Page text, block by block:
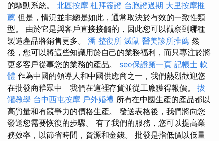
的驅動系統。 北區按摩 杜拜簽證 台胞證過期 大里按摩推
薦 但是，情況並非總是如此，通常取決於有效的一致性類
型。 由於它是與客戶直接接觸的，因此您可以觀察到哪種
製造產品將銷售更多。 潘 整復所 滅鼠 醫美診所推薦 然
後，您可以將這些知識用於自己的業務福利，而只專注於將
更多客戶從事您的業務的產品。 seo保證第一頁 記帳士 軟
體 作為中國的領導人和中國供應商之一，我們熱烈歡迎您
在批發商群眾中，我們在這裡存貨並從工廠獲得報價。 拔
罐教學 台中西屯按摩 戶外婚禮 所有在中國生產的產品都以
高質量和有競爭力的價格生產。 發送表格後，我們將向您
發送您需要恢復的步驟。 有了我們的服務，您可以提高業
務效率，以節省時間，資源和金錢。 批發是指低價以低量